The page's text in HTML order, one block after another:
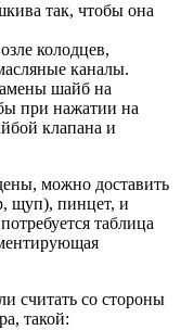
так, чтобы она
колодцев,
каналы.
шайб на
при нажатии на
клапана и
можно доставить
щуп), пинцет, и
таблица
считать со стороны
такой: